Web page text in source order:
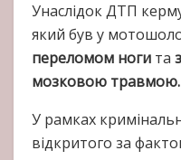
Унаслідок ДТП
який був у
переломом ноги та
мозковою травмою.
У рамках
відкритого за